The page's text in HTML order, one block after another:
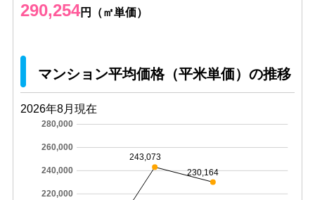
290,254円（㎡単価）
マンション平均価格（平米単価）の推移
2026年8月現在
220,000
240,000
260,000
280,000
243,073
230,164